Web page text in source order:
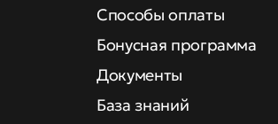
Способы оплаты
Бонусная программа
Документы
База знаний